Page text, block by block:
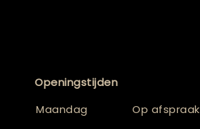
Openingstijden
Maandag
Op afspraak